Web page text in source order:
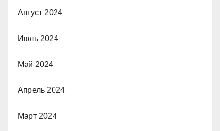
Август 2024
Июль 2024
Май 2024
Апрель 2024
Март 2024